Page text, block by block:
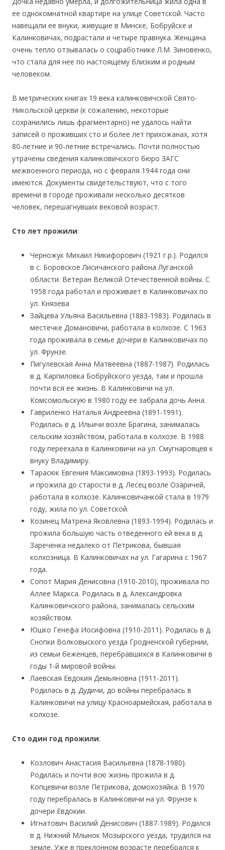
ее однокомнатной квартире на улице Советской. Часто
навещали ее внуки, живущие в Минске, Бобруйске и
Калинковичах, подрастали и четыре правнука. Женщина
очень тепло отзывалась о соцработнике Л.М. Зиновенко,
что стала для нее по настоящему близким и родным
человеком.
В метрических книгах 19 века калинковичской Свято-
Никольской церкви (к сожалению, некоторые
сохранились лишь фрагментарно) не удалось найти
записей о проживших сто и более лет прихожанах, хотя
80-летние и 90-летние встречались. Почти полностью
утрачены сведения калинковичского бюро ЗАГС
межвоенного периода, но с февраля 1944 года они
имеются. Документы свидетельствуют, что с того
времени в городе проживали несколько десятков
человек, перешагнувших вековой возраст.
Сто лет прожили:
Черножук Михаил Никифорович (1921 г.р.). Родился
в с. Боровское Лисичанского района Луганской
области. Ветеран Великой Отечественной войны. С
1958 года работал и проживает в Калинковичах по
ул. Князева
Зайцева Ульяна Васильевна (1883-1983). Родилась в
местечке Домановичи, работала в колхозе. С 1963
года проживала в семье дочери в Калинковичах по
ул. Фрунзе.
Пигулевская Анна Матвеевна (1887-1987). Родилась
в д. Карпиловка Бобруйского уезда, там и прошла
почти вся ее жизнь. В Калинковичи на ул.
Комсомольскую в 1980 году ее забрала дочь Анна.
Гавриленко Наталья Андреевна (1891-1991).
Родилась в д. Ильичи возле Брагина, занималась
сельским хозяйством, работала в колхозе. В 1988
году переехала в Калинковичи на ул. Смугнаровцев к
внуку Владимиру.
Тарасюк Евгения Максимовна (1893-1993). Родилась
и прожила до старости в д. Лесец возле Озаричей,
работала в колхозе. Калинковичанкой стала в 1979
году, жила по ул. Советской.
Козинец Матрена Яковлевна (1893-1994). Родилась и
прожила большую часть отведенного ей века в д.
Зареченка недалеко от Петрикова, бывшая
колхозница. В Калинковичах на ул. Гагарина с 1967
года.
Сопот Мария Денисовна (1910-2010), проживала по
Аллее Маркса. Родилась в д. Александровка
Калинковичского района, занималась сельским
хозяйством.
Юшко Генефа Иосифовна (1910-2011). Родилась в д.
Снопки Волковыского уезда Гродненской губернии,
из семьи беженцев, перебравшихся в Калинковичи в
годы 1-й мировой войны.
Лаевская Евдокия Демьяновна (1911-2011).
Родилась в д. Дудичи, до войны перебралась в
Калинковичи на улицу Красноармейская, работала в
колхозе.
Сто один год прожили:
Козлович Анастасия Васильевна (1878-1980).
Родилась и почти всю жизнь прожила в д.
Копцевичи возле Петрикова, домохозяйка. В 1970
году перебралась в Калинковичи на ул. Фрунзе к
дочери Евдокии.
Игнатович Василий Денисович (1887-1989). Родился
в д. Нижний Млынок Мозырского уезда, трудился на
земле. Уже в преклонном возрасте перебрался к